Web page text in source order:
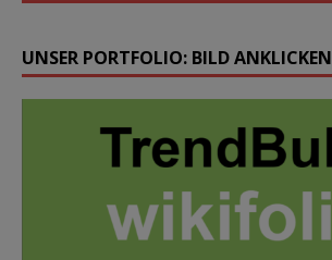
UNSER PORTFOLIO: BILD ANKLICKEN